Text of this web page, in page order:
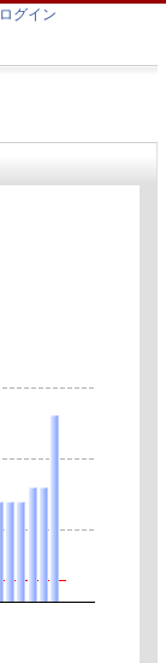
ログイン